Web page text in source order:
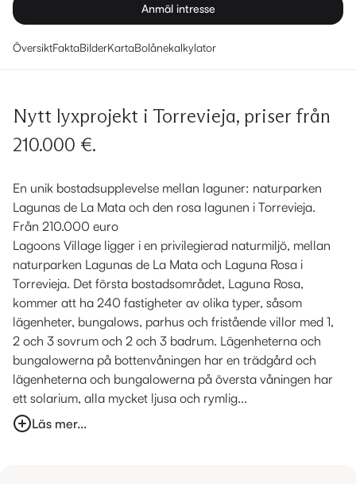
Anmäl intresse
ÖversiktFaktaBilderKartaBolånekalkylator
Nytt lyxprojekt i Torrevieja, priser från
210.000 €.
En unik bostadsupplevelse mellan laguner: naturparken
Lagunas de La Mata och den rosa lagunen i Torrevieja.
Från 210.000 euro
Lagoons Village ligger i en privilegierad naturmiljö, mellan
naturparken Lagunas de La Mata och Laguna Rosa i
Torrevieja. Det första bostadsområdet, Laguna Rosa,
kommer att ha 240 fastigheter av olika typer, såsom
lägenheter, bungalows, parhus och fristående villor med 1,
2 och 3 sovrum och 2 och 3 badrum. Lägenheterna och
bungalowerna på bottenvåningen har en trädgård och
lägenheterna och bungalowerna på översta våningen har
ett solarium, alla mycket ljusa och rymlig...
Läs mer...